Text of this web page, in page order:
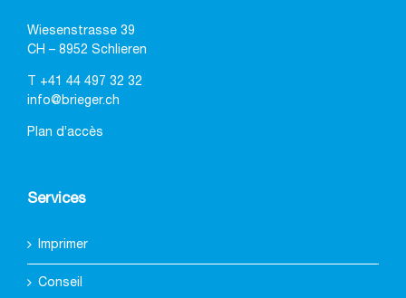
Wiesenstrasse 39
CH – 8952 Schlieren
+41 44 497 32 32
info@brieger.ch
Plan d’accès
Services
Imprimer
Conseil